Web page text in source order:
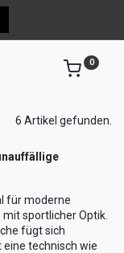
0
6 Artikel gefunden.
für moderne
sportlicher Optik.
fügt sich
eine technisch wie